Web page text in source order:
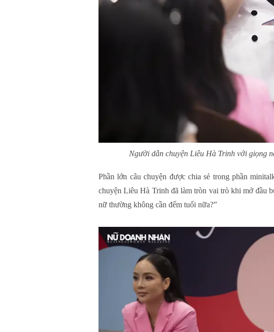
Người dẫn chuyện Liêu Hà Trinh với giọng
Phần lớn câu chuyện được chia sẻ trong phần
chuyện Liêu Hà Trinh đã làm tròn vai trò khi mở đầu
nữ thường không cần đếm tuổi nữa?”